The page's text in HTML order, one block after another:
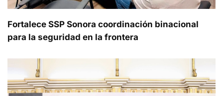
Fortalece SSP Sonora coordinación binacional
para la seguridad en la frontera